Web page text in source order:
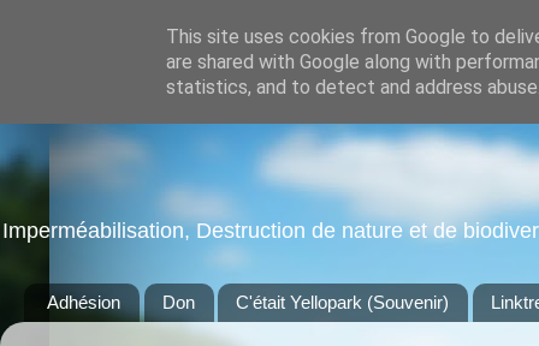
Imperméabilisation, Destruction de nature et de
Adhésion Don C'était Yellopark (Souvenir)
This site uses cookies from Google to
are shared with Google along with
statistics, and to detect and address